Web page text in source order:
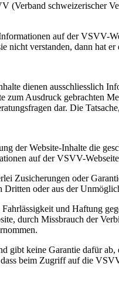
(Verband schweizerischer
auf der VSVV-
nicht verstanden, dann hat
dienen ausschliesslich
zum Ausdruck gebrachten
dar. Die
der Website-Inhalte die
auf der VSVV-
Zusicherungen oder
oder aus der
und Haftung
durch Missbrauch der
gibt keine Garantie dafür
beim Zugriff auf die